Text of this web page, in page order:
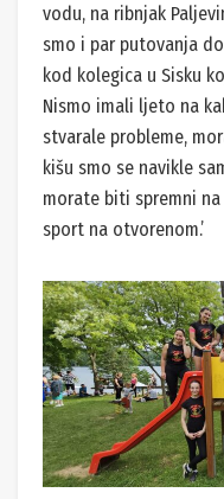
vodu, na ribnjak
smo i par putovanja
kod kolegica u Sisku
Nismo imali ljeto na
stvarale probleme,
kišu smo se navikle
morate biti spremni
sport na otvorenom.’